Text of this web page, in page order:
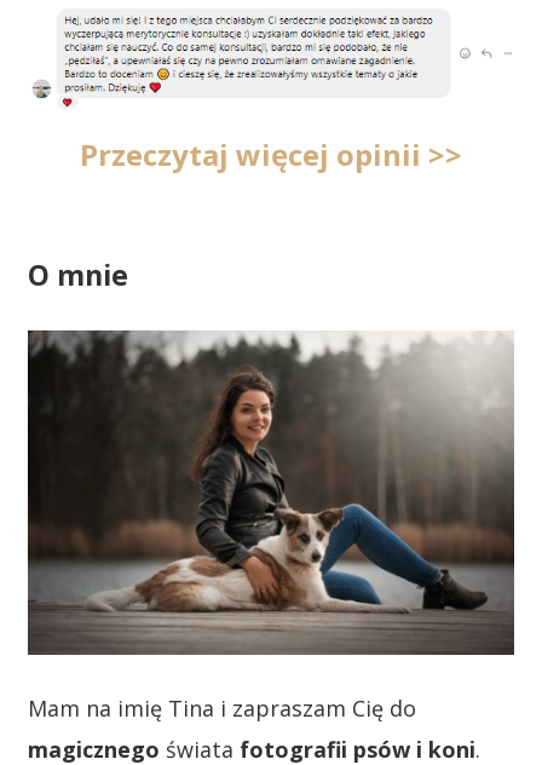
Przeczytaj więcej opinii >>
O mnie
Mam na imię Tina i zapraszam Cię do
magicznego świata fotografii psów i koni.